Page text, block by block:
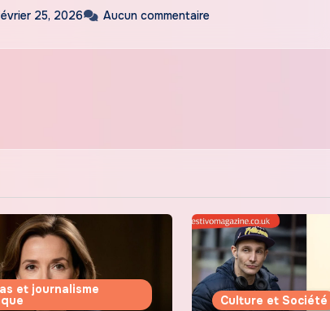
25, 2026 Aucun commentaire
et journalisme
Culture et Société